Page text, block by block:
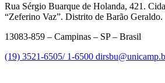
Rua Sérgio Buarque de Holanda, 421.
“Zeferino Vaz”. Distrito de Barão Geraldo.
13083-859 – Campinas – SP – Brasil
(19) 3521-6505/ 1-6500